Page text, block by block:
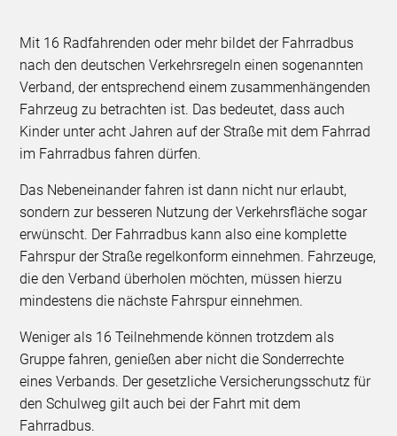
Mit 16 Radfahrenden oder mehr bildet der Fahrradbus
nach den deutschen Verkehrsregeln einen sogenannten
Verband, der entsprechend einem zusammenhängenden
Fahrzeug zu betrachten ist. Das bedeutet, dass auch
Kinder unter acht Jahren auf der Straße mit dem Fahrrad
im Fahrradbus fahren dürfen.
Das Nebeneinander fahren ist dann nicht nur erlaubt,
sondern zur besseren Nutzung der Verkehrsfläche sogar
erwünscht. Der Fahrradbus kann also eine komplette
Fahrspur der Straße regelkonform einnehmen. Fahrzeuge,
die den Verband überholen möchten, müssen hierzu
mindestens die nächste Fahrspur einnehmen.
Weniger als 16 Teilnehmende können trotzdem als
Gruppe fahren, genießen aber nicht die Sonderrechte
eines Verbands. Der gesetzliche Versicherungsschutz für
den Schulweg gilt auch bei der Fahrt mit dem
Fahrradbus.